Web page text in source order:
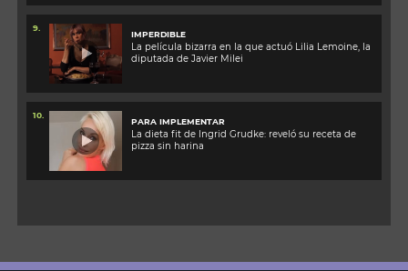
9.
IMPERDIBLE
La película bizarra en la que actuó Lilia Lemoine, la
diputada de Javier Milei
10.
PARA IMPLEMENTAR
La dieta fit de Ingrid Grudke: reveló su receta de
pizza sin harina